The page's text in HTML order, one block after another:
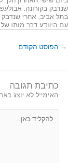
שנדבק בקורונה.
בתל אביב, אחרי שנדבק
עם היוודע דבר מותו
→ הפוסט הקודם
כתיבת תגובה
האימייל לא יוצג
כאן...